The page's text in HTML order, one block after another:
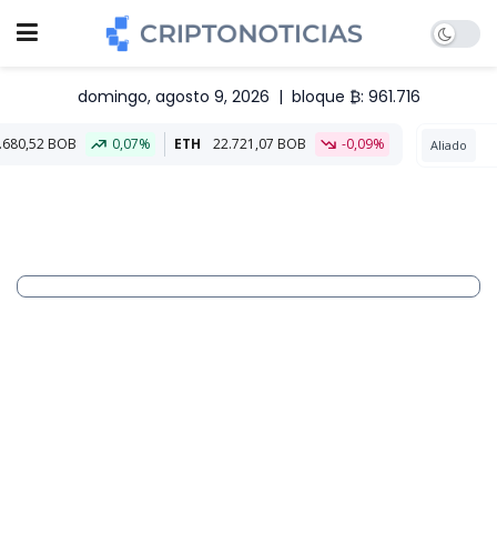
domingo, agosto 9, 2026 | bloque ₿: 961.716
0,07% ETH 22.721,07 BOB -0,09% Aliado